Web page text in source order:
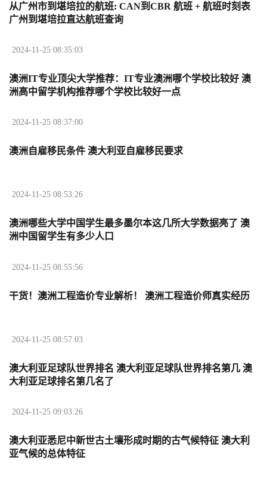
从广州市到堪培拉的航班: CAN到CBR 航班 + 航班时刻表
广州到堪培拉直达航班查询
2024-11-25 08:35:03
澳洲IT专业顶尖大学推荐：IT专业澳洲哪个学校比较好 澳
洲高中留学机构推荐哪个学校比较好一点
2024-11-25 08:37:00
澳洲自雇移民条件 澳大利亚自雇移民要求
2024-11-25 08:53:26
澳洲哪些大学中国学生最多墨尔本这几所大学数据亮了 澳
洲中国留学生有多少人口
2024-11-25 08:55:56
干货！澳洲工程造价专业解析！ 澳洲工程造价师真实经历
2024-11-25 08:57:03
澳大利亚足球队世界排名 澳大利亚足球队世界排名第几 澳
大利亚足球排名第几名了
2024-11-25 09:03:26
澳大利亚悉尼中新世古土壤形成时期的古气候特征 澳大利
亚气候的总体特征